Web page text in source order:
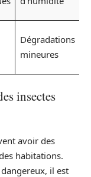
Dégradations
mineures
insectes
avoir des
habitations.
il est